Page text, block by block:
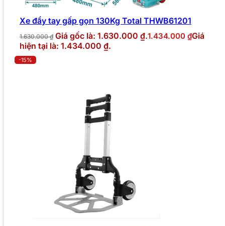
Xe đẩy tay gấp gọn 130Kg Total THWB61201
1.630.000₫ Giá gốc là: 1.630.000 ₫.1.434.000 ₫Giá
hiện tại là: 1.434.000 ₫.
-15%